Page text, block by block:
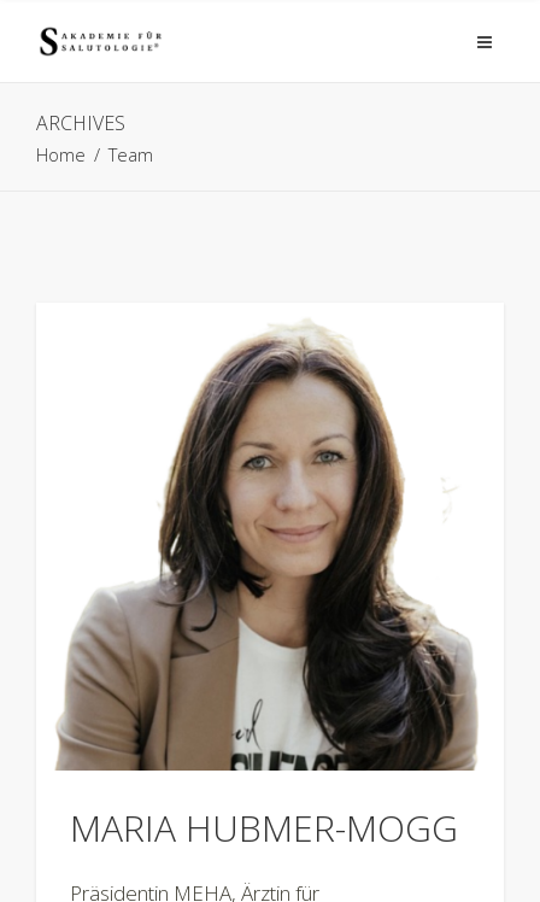
ARCHIVES
Home / Team
MARIA HUBMER-MOGG
Präsidentin MEHA, Ärztin für